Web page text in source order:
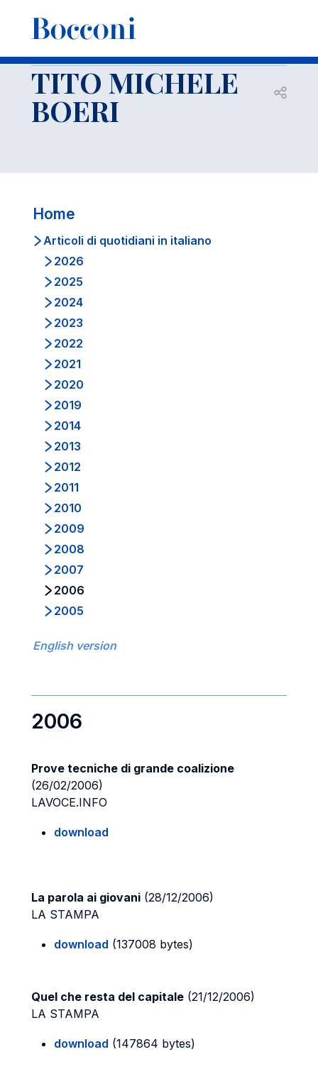
Docenti
TITO MICHELE BOERI
TITO MICHELE
BOERI Open
Home
Articoli di quotidiani in italiano
2026
2025
2024
2023
2022
2021
2020
2019
2014
2013
2012
2011
2010
2009
2008
2007
2006
2005
English version
2006
Prove tecniche di grande coalizione
(26/02/2006)
LAVOCE.INFO
download
La parola ai giovani (28/12/2006)
LA STAMPA
download (137008 bytes)
Quel che resta del capitale (21/12/2006)
LA STAMPA
download (147864 bytes)